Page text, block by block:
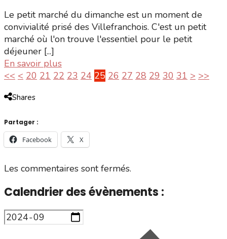
Le petit marché du dimanche est un moment de
convivialité prisé des Villefranchois. C'est un petit
marché où l'on trouve l'essentiel pour le petit
déjeuner [...]
En savoir plus
<< < 20 21 22 23 24 25 26 27 28 29 30 31 > >>
Shares
Partager :
Facebook X
Les commentaires sont fermés.
Calendrier des évènements :